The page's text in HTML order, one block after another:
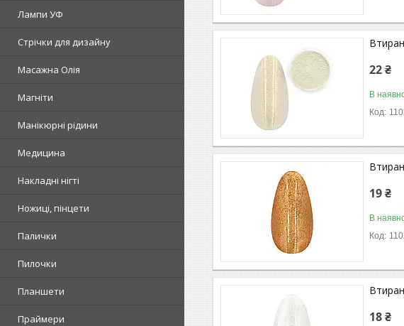
Лампи УФ
Стрічки для дизайну
Масажна Олія
Магніти
Манікюрні рідини
Медицина
Накладні нігті
Ножиці, пінцети
Палички
Пилочки
Планшети
Праймери
22 ₴
В
19 ₴
В
18 ₴